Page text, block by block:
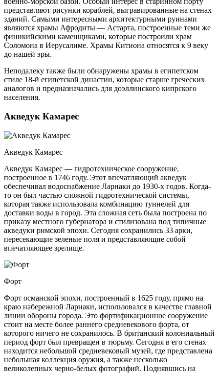
представляют рисунки кораблей, выгравированные на стенах
зданий. Самыми интересными архитектурными руинами
являются храмы Афродиты — Астарта, построенные теми же
финикийскими каменщиками, которые построили храм
Соломона в Иерусалиме. Храмы Китиона относятся к 9 веку
до нашей эры.
Неподалеку также были обнаружены храмы в египетском
стиле 18-й египетской династии, которые старше греческих
аналогов и предназначались для доэллинского кипрского
населения.
Акведук Камарес
Акведук Камарес
Акведук Камарес — гидротехническое сооружение,
построенное в 1746 году. Этот впечатляющий акведук
обеспечивал водоснабжение Ларнаки до 1930-х годов. Когда-
то он был частью сложной гидротехнической системы,
которая также использовала комбинацию туннелей для
доставки воды в город. Эта сложная сеть была построена по
приказу местного губернатора и стилизована под типичные
акведуки римской эпохи. Сегодня сохранились 33 арки,
пересекающие зеленые поля и представляющие собой
впечатляющее зрелище.
Форт
Форт османской эпохи, построенный в 1625 году, прямо на
краю набережной Ларнаки, использовался в качестве главной
линии обороны города. Это фортификационное сооружение
стоит на месте более раннего средневекового форта, от
которого ничего не сохранилось. В британский колониальный
период форт был превращен в тюрьму. Сегодня в его стенах
находится небольшой средневековый музей, где представлена ​​
небольшая коллекция оружия, а также несколько
великолепных черно-белых фотографий. Поднявшись на